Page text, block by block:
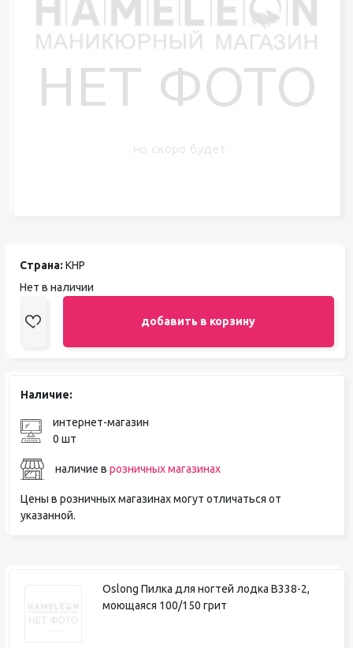
Страна: КНР
Нет в наличии
добавить в корзину
Наличие:
интернет-магазин
0 шт
наличие в розничных магазинах
Цены в розничных магазинах могут отличаться от
указанной.
Oslong Пилка для ногтей лодка B338-2,
моющаяся 100/150 грит